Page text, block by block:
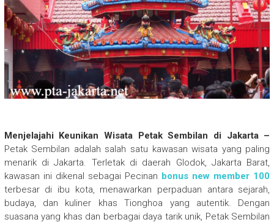
Menjelajahi Keunikan Wisata Petak Sembilan di Jakarta –
Petak Sembilan adalah salah satu kawasan wisata yang paling
menarik di Jakarta. Terletak di daerah Glodok, Jakarta Barat,
kawasan ini dikenal sebagai Pecinan bonus new member 100
terbesar di ibu kota, menawarkan perpaduan antara sejarah,
budaya, dan kuliner khas Tionghoa yang autentik. Dengan
suasana yang khas dan berbagai daya tarik unik, Petak Sembilan